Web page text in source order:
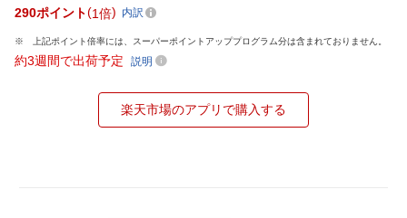
290ポイント 1倍 内訳
上記ポイント倍率には、スーパーポイントアッププログラム分は含まれておりません。
約3週間で出荷予定 説明
楽天市場のアプリで購入する